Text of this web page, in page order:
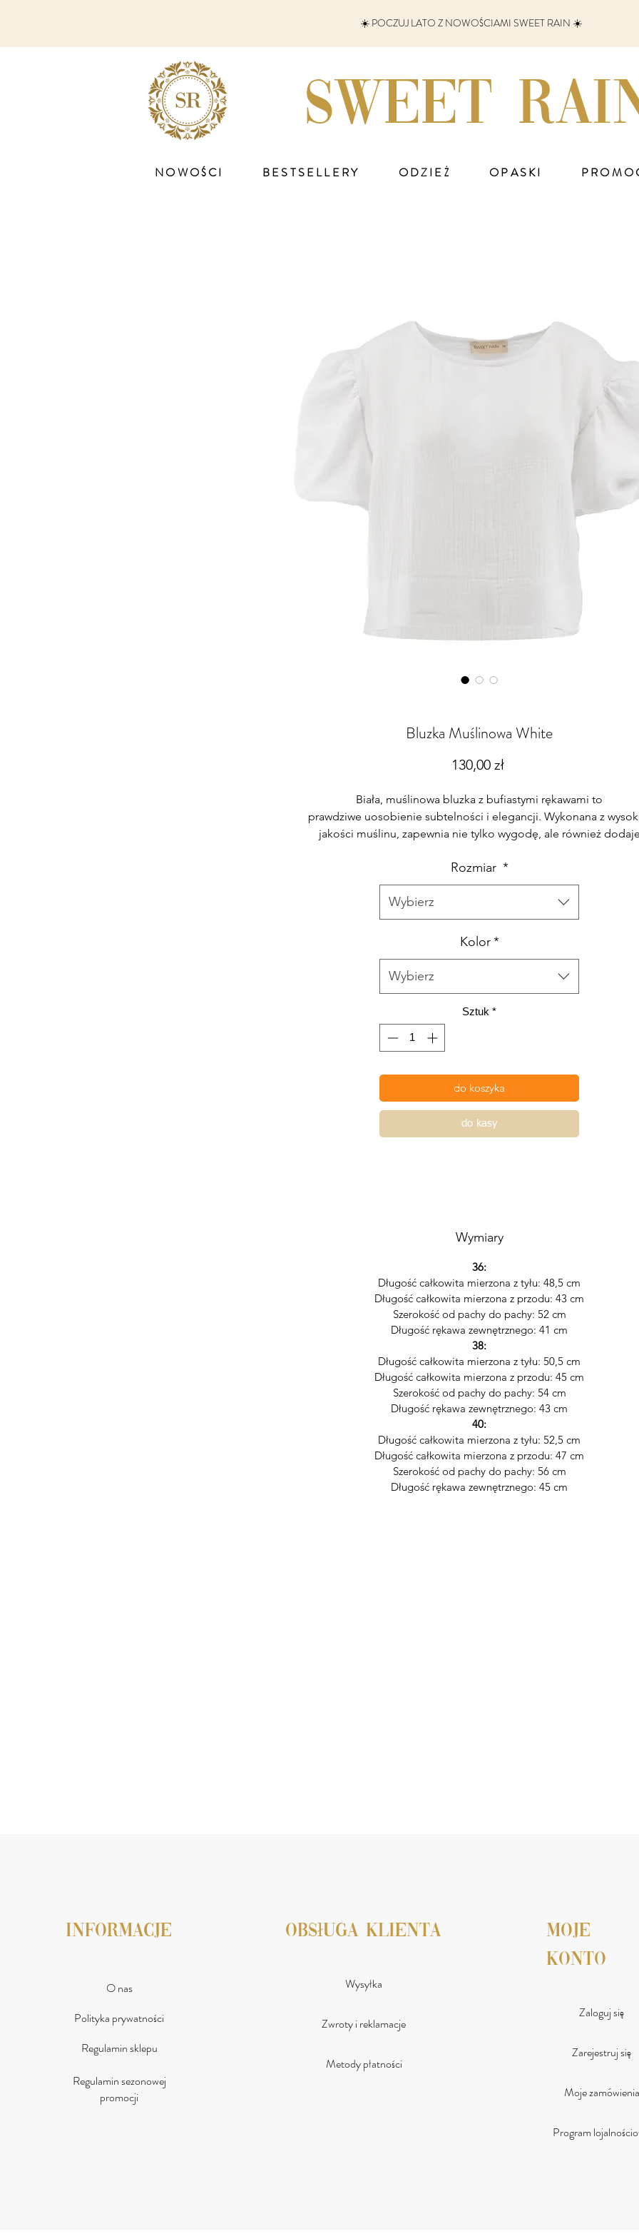
☀️ POCZUJ LATO Z NOWOŚCIAMI SWEET RAIN ☀️
SWEET
NOWOŚCI BESTSELLERY ODZIEŻ OPASKI
Bluzka Muślinowa White
130,00 złCena
Biała, muślinowa bluzka z bufiastymi rękawami to
prawdziwe uosobienie subtelności i elegancji. Wykonana z
jakości muślinu, zapewnia nie tylko wygodę, ale również dodaje
Bufiaste rękawy to główny akcent tej bluzki, który nadaje jej
wyjątkowego charakteru. Delikatne fałdki i lekkie bufki sprawiają,
rękawy nabierają objętości, podkreślając Twoją kobiecość i
lekkości całej sylwetce.
Biały kolor to klasyka, która zawsze wygląda stylowo i elegancko.
Dzięki temu możesz zestawić ją z różnymi elementami garderoby i
tworzyć różnorodne stylizacje, zarówno na co dzień, jak i na
specjalne okazje.
Muślinowa bluzka to również idealny wybór na letnie dni,
materiał jest lekki i przewiewny, zapewnia uczucie świeżości i
swobody. Będziesz czuć się komfortowo, niezależnie od
temperatury.
Rozmiar *
Wybierz
Kolor *
Wybierz
Sztuk *
do koszyka
do kasy
Wymiary
36:
Długość całkowita mierzona z tyłu: 48,5 cm
Długość całkowita mierzona z przodu: 43 cm
Szerokość od pachy do pachy: 52 cm
Długość rękawa zewnętrznego: 41 cm
38:
Długość całkowita mierzona z tyłu: 50,5 cm
Długość całkowita mierzona z przodu: 45 cm
Szerokość od pachy do pachy: 54 cm
Długość rękawa zewnętrznego: 43 cm
40:
Długość całkowita mierzona z tyłu: 52,5 cm
Długość całkowita mierzona z przodu: 47 cm
Szerokość od pachy do pachy: 56 cm
Długość rękawa zewnętrznego: 45 cm
INFORMACJE
O nas
Polityka prywatności
Regulamin sklepu
Regulamin sezonowej
promocji
obsługa klienta
Wysyłka
Zwroty i reklamacje
Metody płatności
moje
konto
Zaloguj się
Zarejestruj się
Moje zamówienia
Program